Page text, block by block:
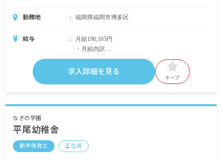
勤務地 福岡県福岡市博多区
給与
月給190,165円
・月給内訳
基本給151,500円
績）
求人詳細を見る
キープ
なぎの学園
平尾幼稚舎
新卒保育士 正社員